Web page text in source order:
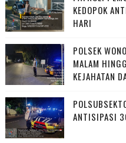
KEDOPOK
HARI
POLSEK
MALAM
KEJAHATAN
ANTISIPASI